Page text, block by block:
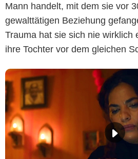
Mann handelt, mit dem sie vor
gewalttätigen Beziehung
Trauma hat sie sich nie wirklich
ihre Tochter vor dem gleichen